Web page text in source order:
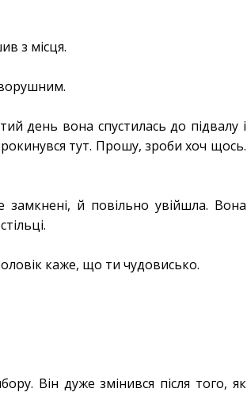
з місця.
день вона спустилась до підвалу і
тут. Прошу, зроби хоч щось.
й повільно увійшла. Вона
каже, що ти чудовисько.
Він дуже змінився після того, як